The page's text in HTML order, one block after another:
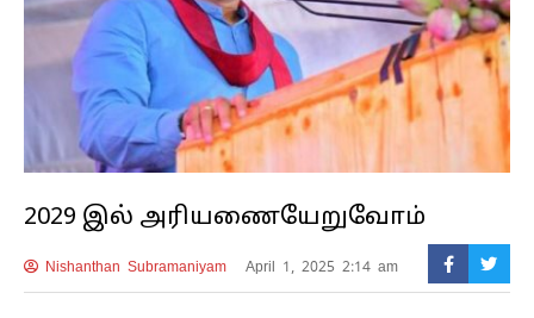
2029 இல் அரியணையேறுவோம்
Nishanthan Subramaniyam April 1, 2025 2:14 am